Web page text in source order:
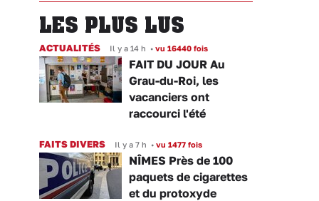
LES PLUS LUS
ACTUALITÉS Il y a 14 h • vu 16440 fois
FAIT DU JOUR Au
Grau-du-Roi, les
vacanciers ont
raccourci l'été
FAITS DIVERS Il y a 7 h • vu 1477 fois
NÎMES Près de 100
paquets de cigarettes
et du protoxyde